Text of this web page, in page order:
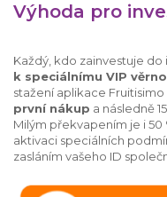
Výhoda pro
Každý, kdo zainvestuje
k speciálnímu VIP
stažení aplikace
první nákup a následně
Milým překvapením je i 50
aktivaci speciálních
zasláním vašeho ID